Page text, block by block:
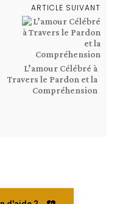
ARTICLE SUIVANT
L’amour Célébré à
Travers le Pardon et la
Compréhension